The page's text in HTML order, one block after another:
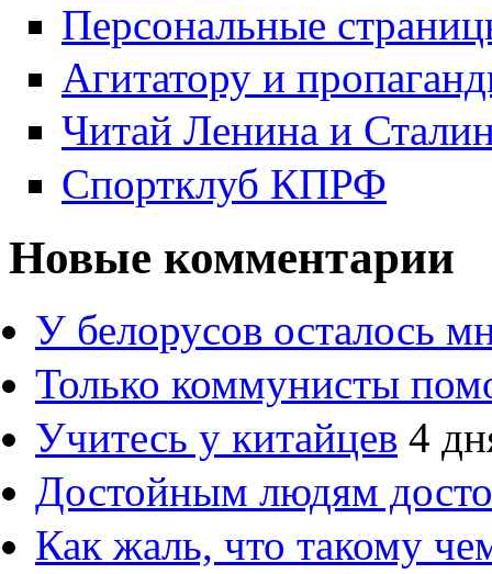
Персональные
Агитатору и
Читай Ленина и
Спортклуб КПРФ
Новые комментарии
У белорусов осталось
Только коммунисты
Учитесь у китайцев 4
Достойным людям
Как жаль, что такому